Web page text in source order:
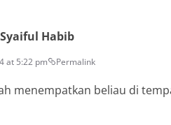
Habib
at 5:22 pm Permalink
menempatkan beliau di